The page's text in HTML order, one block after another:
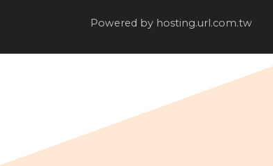
Powered by hosting.url.com.tw